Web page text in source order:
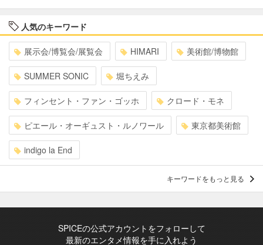
人気のキーワード
展示会/博覧会/展覧会 HIMARI 美術館/博物館
SUMMER SONIC 堀ちえみ
フィンセント・ファン・ゴッホ クロード・モネ
ピエール・オーギュスト・ルノワール 東京都美術館
indigo la End
キーワードをもっと見る
SPICEの公式アカウントをフォローして
最新のエンタメ情報を手に入れよう